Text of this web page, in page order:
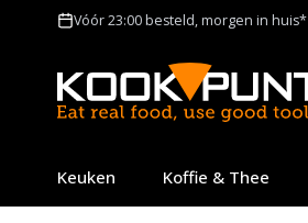
Vóór 23:00 besteld, morgen in huis*
Keuken Koffie & Thee